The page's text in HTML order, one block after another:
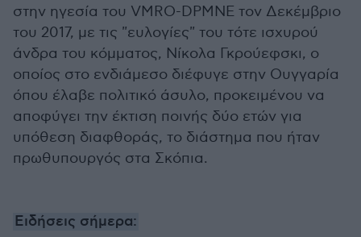
στην ηγεσία του VMRO-DPMNE τον Δεκέμβριο
του 2017, με τις "ευλογίες" του τότε ισχυρού
άνδρα του κόμματος, Νίκολα Γκρούεφσκι, ο
οποίος στο ενδιάμεσο διέφυγε στην Ουγγαρία
όπου έλαβε πολιτικό άσυλο, προκειμένου να
αποφύγει την έκτιση ποινής δύο ετών για
υπόθεση διαφθοράς, το διάστημα που ήταν
πρωθυπουργός στα Σκόπια.
Ειδήσεις σήμερα: